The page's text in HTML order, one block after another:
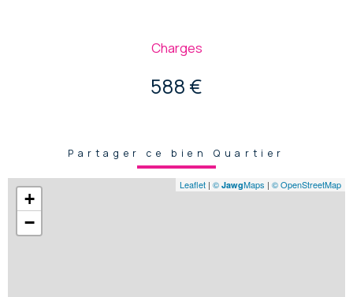
Charges
588 €
Partager ce bien Quartier
+
−
Leaflet | © JawgMaps | © OpenStreetMap